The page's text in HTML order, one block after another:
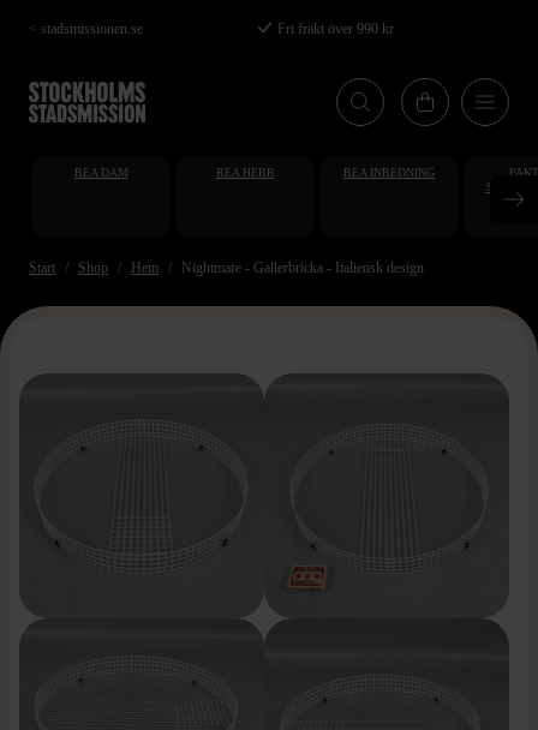
Hoppa
till
huvudinnehåll
< stadsmissionen.se Fri frakt över 990 kr
REA DAM REA HERR REA INREDNING
Start Shop Hem Nightmare - Gallerbricka - Italiensk design